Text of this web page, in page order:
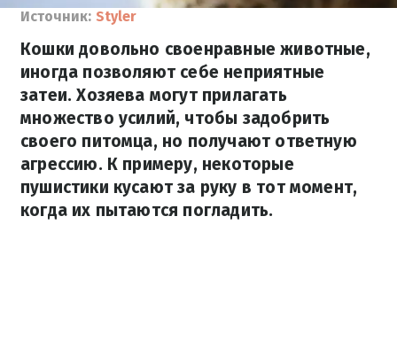
Источник: Styler
Кошки довольно своенравные животные,
иногда позволяют себе неприятные
затеи. Хозяева могут прилагать
множество усилий, чтобы задобрить
своего питомца, но получают ответную
агрессию. К примеру, некоторые
пушистики кусают за руку в тот момент,
когда их пытаются погладить.